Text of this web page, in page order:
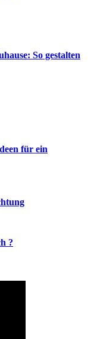
So gestalten
für ein
?